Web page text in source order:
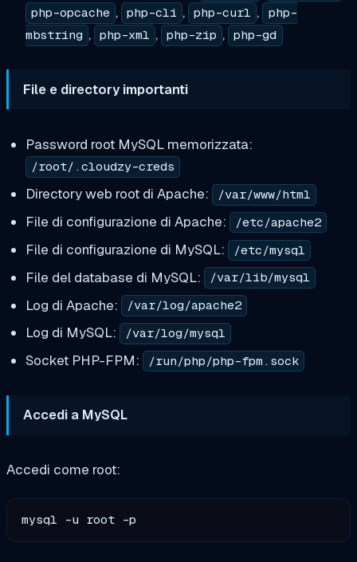
php-opcache , php-cli , php-curl , php-
mbstring , php-xml , php-zip , php-gd
File e directory importanti
Password root MySQL memorizzata:
/root/.cloudzy-creds
Directory web root di Apache: /var/www/html
File di configurazione di Apache: /etc/apache2
File di configurazione di MySQL: /etc/mysql
File del database di MySQL: /var/lib/mysql
Log di Apache: /var/log/apache2
Log di MySQL: /var/log/mysql
Socket PHP-FPM: /run/php/php-fpm.sock
Accedi a MySQL
Accedi come root: